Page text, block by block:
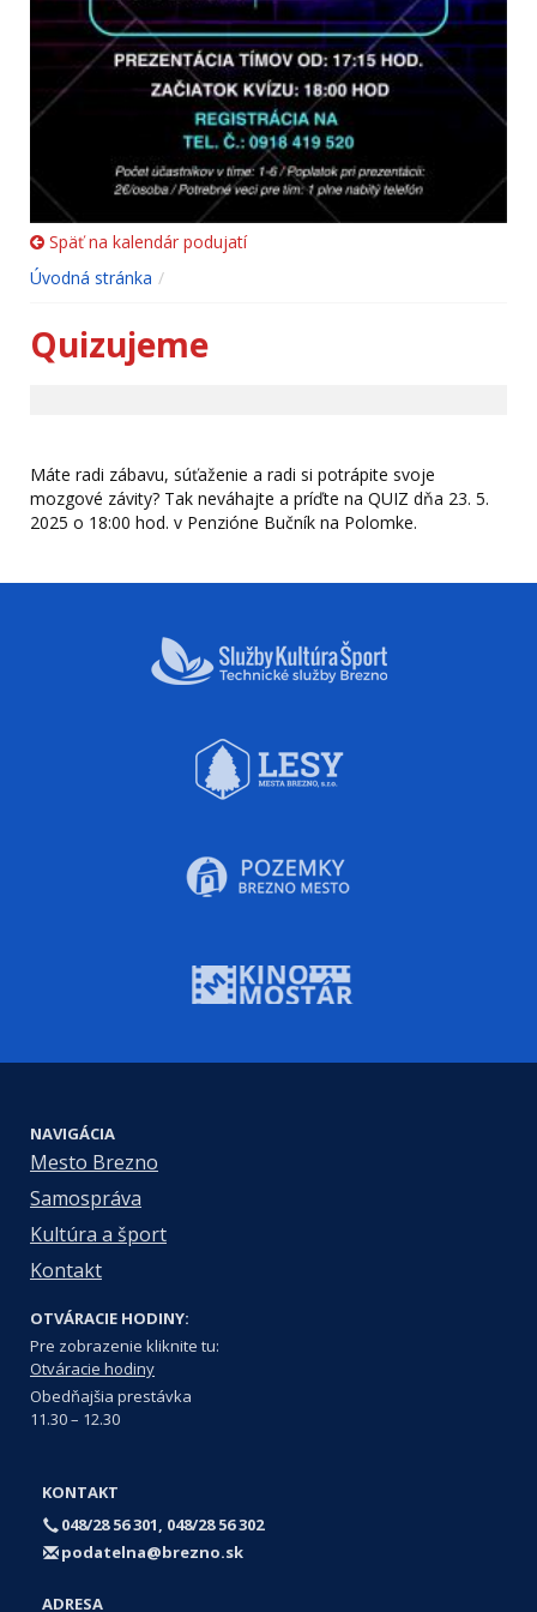
Späť na kalendár podujatí
Úvodná stránka
Quizujeme
Máte radi zábavu, súťaženie a radi si potrápite svoje
mozgové závity? Tak neváhajte a príďte na QUIZ dňa 23. 5.
2025 o 18:00 hod. v Penzióne Bučník na Polomke.
NAVIGÁCIA
Mesto Brezno
Samospráva
Kultúra a šport
Kontakt
OTVÁRACIE HODINY:
Pre zobrazenie kliknite tu:
Otváracie hodiny
Obedňajšia prestávka
11.30 – 12.30
KONTAKT
048/28 56 301, 048/28 56 302
podatelna@brezno.sk
ADRESA